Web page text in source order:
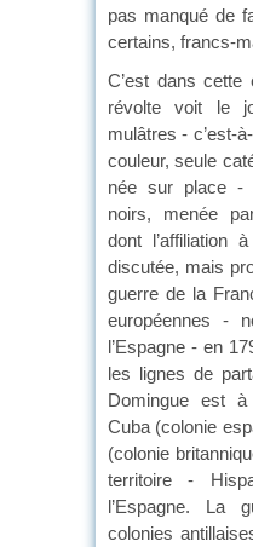
pas manqué de
certains, francs-
C’est dans cette
révolte voit le
mulâtres - c’est-
couleur, seule
née sur place -
noirs, menée
dont l’affiliation
discutée, mais
guerre de la
européennes -
l’Espagne - en
les lignes de
Domingue est
Cuba (colonie
(colonie
territoire -
l’Espagne. La
colonies